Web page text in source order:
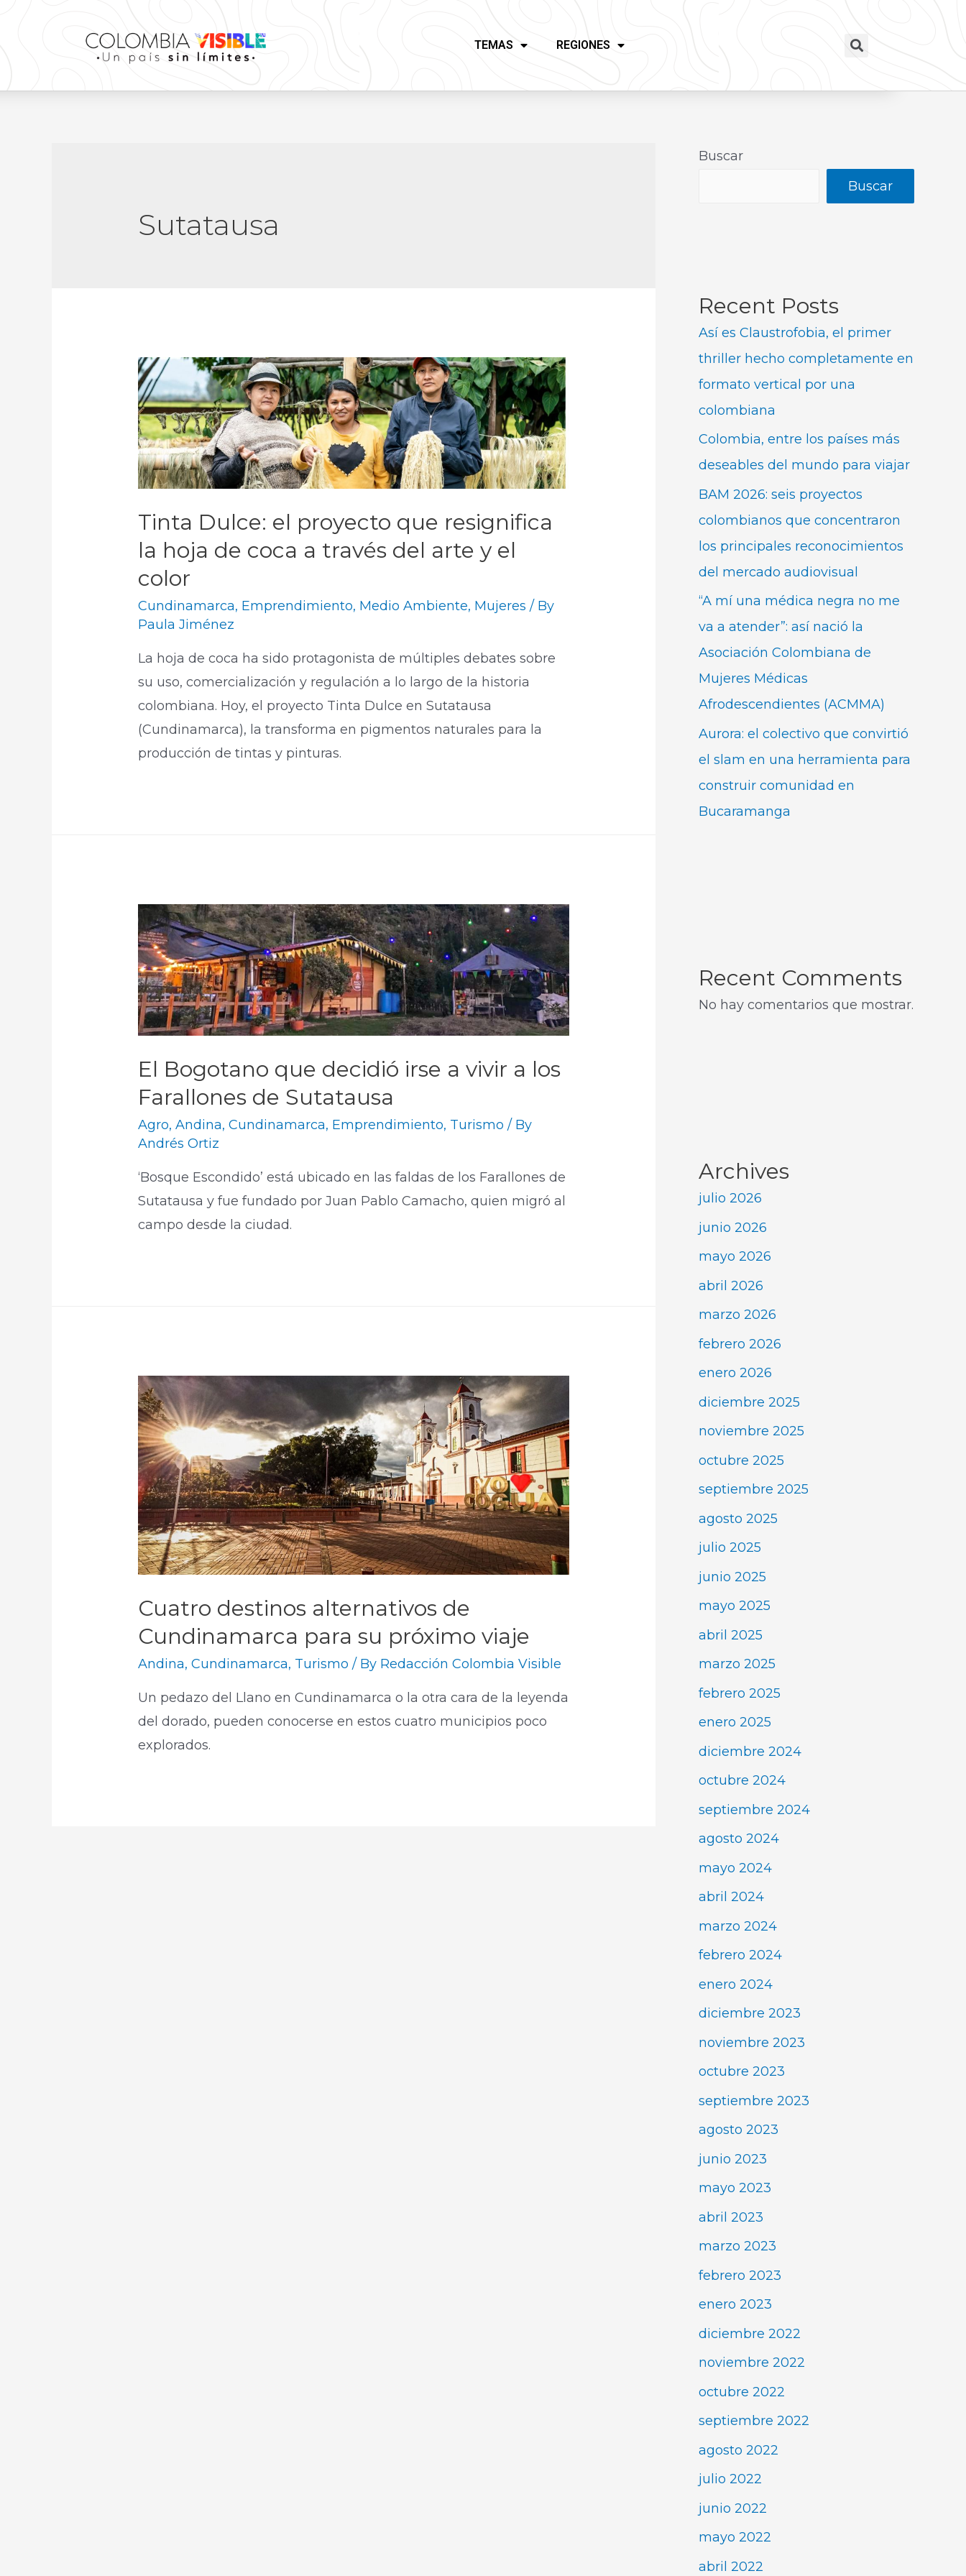
TEMAS REGIONES
Sutatausa
Tinta Dulce: el proyecto que resignifica
la hoja de coca a través del arte y el
color
Cundinamarca, Emprendimiento, Medio Ambiente, Mujeres / By
Paula Jiménez
La hoja de coca ha sido protagonista de múltiples debates sobre
su uso, comercialización y regulación a lo largo de la historia
colombiana. Hoy, el proyecto Tinta Dulce en Sutatausa
(Cundinamarca), la transforma en pigmentos naturales para la
producción de tintas y pinturas.​
El Bogotano que decidió irse a vivir a los
Farallones de Sutatausa
Agro,Andina,Cundinamarca, Emprendimiento, Turismo / By
Andrés Ortiz
‘Bosque Escondido’ está ubicado en las faldas de los Farallones de
Sutatausa y fue fundado por Juan Pablo Camacho, quien migró al
campo desde la ciudad.
Cuatro destinos alternativos de
Cundinamarca para su próximo viaje
Andina,Cundinamarca, Turismo / By Redacción Colombia Visible
Un pedazo del Llano en Cundinamarca o la otra cara de la leyenda
del dorado, pueden conocerse en estos cuatro municipios poco
explorados.
Buscar
Buscar
Recent Posts
Así es Claustrofobia, el primer
thriller hecho completamente en
formato vertical por una
colombiana
Colombia, entre los países más
deseables del mundo para viajar
BAM 2026: seis proyectos
colombianos que concentraron
los principales reconocimientos
del mercado audiovisual
“A mí una médica negra no me
va a atender”: así nació la
Asociación Colombiana de
Mujeres Médicas
Afrodescendientes (ACMMA)
Aurora: el colectivo que convirtió
el slam en una herramienta para
construir comunidad en
Bucaramanga
Recent Comments
No hay comentarios que mostrar.
Archives
julio 2026
junio 2026
mayo 2026
abril 2026
marzo 2026
febrero 2026
enero 2026
diciembre 2025
noviembre 2025
octubre 2025
septiembre 2025
agosto 2025
julio 2025
junio 2025
mayo 2025
abril 2025
marzo 2025
febrero 2025
enero 2025
diciembre 2024
octubre 2024
septiembre 2024
agosto 2024
mayo 2024
abril 2024
marzo 2024
febrero 2024
enero 2024
diciembre 2023
noviembre 2023
octubre 2023
septiembre 2023
agosto 2023
junio 2023
mayo 2023
abril 2023
marzo 2023
febrero 2023
enero 2023
diciembre 2022
noviembre 2022
octubre 2022
septiembre 2022
agosto 2022
julio 2022
junio 2022
mayo 2022
abril 2022